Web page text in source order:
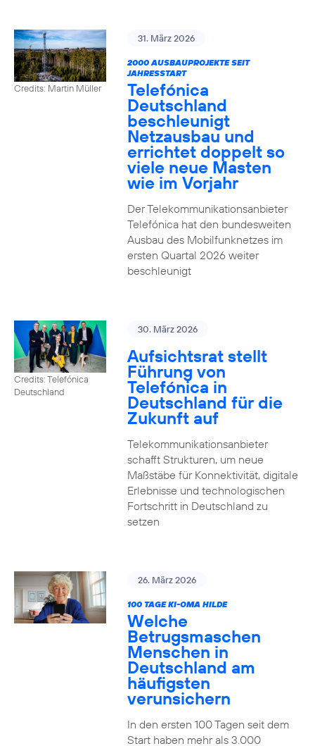
Credits: Martin Müller
31. März 2026
2000 AUSBAUPROJEKTE SEIT
JAHRESSTART
Telefónica
Deutschland
beschleunigt
Netzausbau und
errichtet doppelt so
viele neue Masten
wie im Vorjahr
Der Telekommunikationsanbieter
Telefónica hat den bundesweiten
Ausbau des Mobilfunknetzes im
ersten Quartal 2026 weiter
beschleunigt
Credits: Telefónica
Deutschland
30. März 2026
Aufsichtsrat stellt
Führung von
Telefónica in
Deutschland für die
Zukunft auf
Telekommunikationsanbieter
schafft Strukturen, um neue
Maßstäbe für Konnektivität, digitale
Erlebnisse und technologischen
Fortschritt in Deutschland zu
setzen
26. März 2026
100 TAGE KI-OMA HILDE
Welche
Betrugsmaschen
Menschen in
Deutschland am
häufigsten
verunsichern
In den ersten 100 Tagen seit dem
Start haben mehr als 3.000